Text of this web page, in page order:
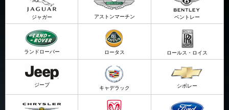
ジャガー アストンマーチン ベントレー
ランドローバー ロータス ロールス・ロイス
ジープ キャデラック シボレー